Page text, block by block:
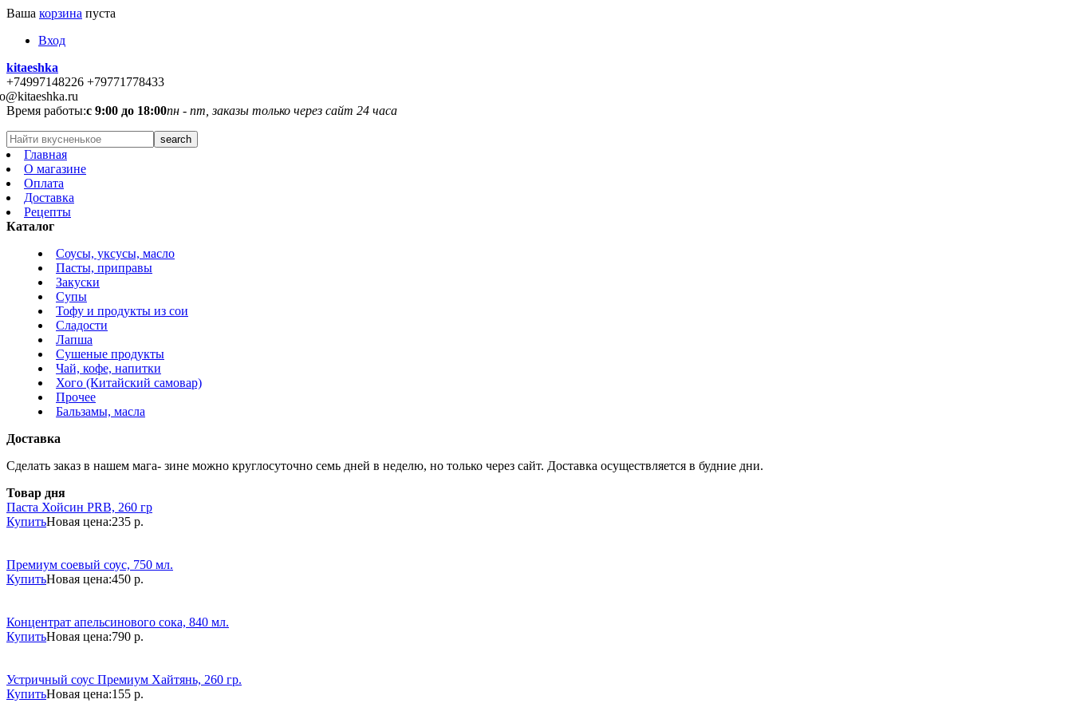
Ваша корзина пуста
Вход
kitaeshka
+74997148226 +79771778433
Время работы:с 9:00 до 18:00пн - пт, заказы только через сайт 24 часа
Главная
О магазине
Оплата
Доставка
Рецепты
Каталог
Соусы, уксусы, масло
Пасты, приправы
Закуски
Супы
Тофу и продукты из сои
Сладости
Лапша
Сушеные продукты
Чай, кофе, напитки
Хого (Китайский самовар)
Прочее
Бальзамы, масла
Доставка
Сделать заказ в нашем мага- зине можно круглосуточно семь дней в неделю, но только через сайт. Доставка осуществляется в будние дни.
Товар дня
Паста Хойсин PRB, 260 гр
КупитьНовая цена:235 р.
Премиум соевый соус, 750 мл.
КупитьНовая цена:450 р.
Концентрат апельсинового сока, 840 мл.
КупитьНовая цена:790 р.
Устричный соус Премиум Хайтянь, 260 гр.
КупитьНовая цена:155 р.